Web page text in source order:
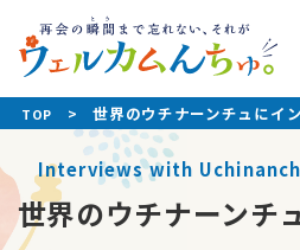
TOP > 世界のウチナーンチュにイ
Interviews with
世界のウチナーンチ